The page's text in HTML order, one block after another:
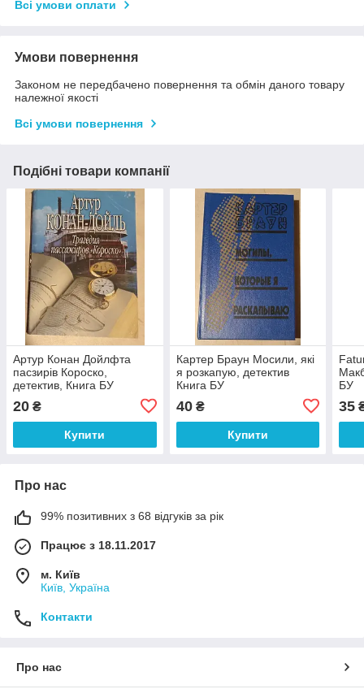
Всі умови оплати
Умови повернення
Законом не передбачено повернення та обмін даного товару
належної якості
Всі умови повернення
Подібні товари компанії
Артур Конан Дойлфта
пасзирів Короско,
детектив, Книга БУ
20 ₴
Купити
Картер Браун Мосили, які
я розкапую, детектив
Книга БУ
40₴
Купити
БУ
35
Про нас
99% позитивних з 68 відгуків за рік
Працює з 18.11.2017
м. Київ
Київ, Україна
Контакти
Про нас